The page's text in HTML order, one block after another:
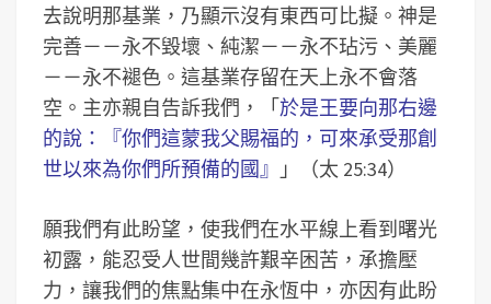
去說明那基業，乃顯示沒有東西可比擬。神是
完善－－永不毀壞、純潔－－永不玷污、美麗
－－永不褪色。這基業存留在天上永不會落
空。主亦親自告訴我們，「於是王要向那右邊
的說：『你們這蒙我父賜福的，可來承受那創
世以來為你們所預備的國』
」（太 25:34）
願我們有此盼望，使我們在水平線上看到曙光
初露，能忍受人世間幾許艱辛困苦，承擔壓
力，讓我們的焦點集中在永恆中，亦因有此盼